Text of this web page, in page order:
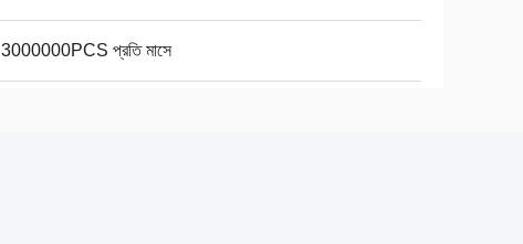
3000000PCS প্রতি মাসে